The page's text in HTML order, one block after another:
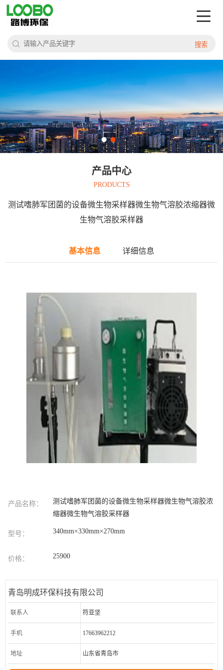
搜索
产品中心
PRODUCTS
测试嗜肺军团菌的设备微生物采样器微生物气溶胶浓缩器微
生物气溶胶采样器
基本信息 详细信息
产品名称：
测试嗜肺军团菌的设备微生物采样器微生物气溶胶浓
缩器微生物气溶胶采样器
型号： 340mm×330mm×270mm
价格： 25900
青岛明成环保科技有限公司
联系人 符亚坚
手机 17663962212
地址 山东省青岛市